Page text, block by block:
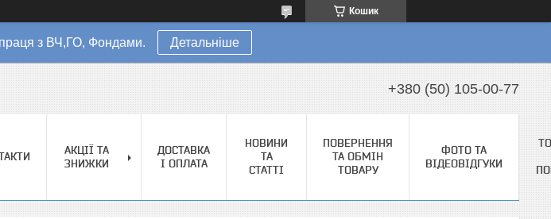
Кошик
з ВЧ,ГО, Фондами. Детальніше
+380 (50) 105-00-77
АКЦІЇ ТА
ЗНИЖКИ
ДОСТАВКА
І ОПЛАТА
НОВИНИ
ТА
СТАТТІ
ПОВЕРНЕННЯ
ТА ОБМІН
ТОВАРУ
ФОТО ТА
ВІДЕОВІДГУКИ